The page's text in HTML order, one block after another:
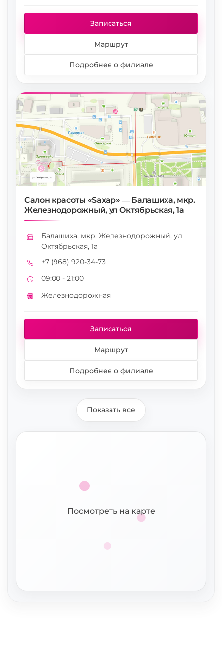
Записаться
Маршрут
Подробнее о филиале
Салон красоты «Saxap» — Балашиха, мкр.
Железнодорожный, ул Октябрьская, 1а
Адрес
Балашиха, мкр. Железнодорожный, ул
Октябрьская, 1а
Телефон
+7 (968) 920-34-73
Режим работы
09:00 - 21:00
Метро
Железнодорожная
Записаться
Маршрут
Подробнее о филиале
Показать все
Посмотреть на карте